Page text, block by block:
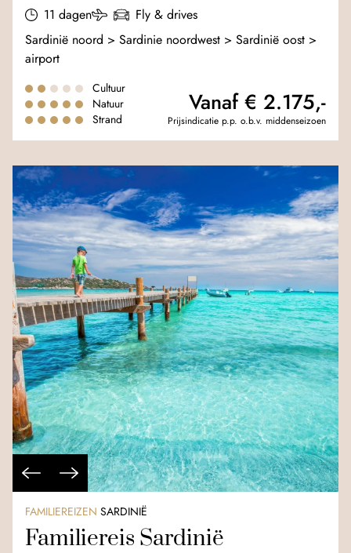
11 dagen
Fly & drives
Sardinië noord > Sardinie noordwest > Sardinië oost >
airport
Cultuur
Natuur
Strand
Vanaf € 2.175,-
Prijsindicatie p.p. o.b.v. middenseizoen
FAMILIEREIZEN SARDINIË
Familiereis Sardinië